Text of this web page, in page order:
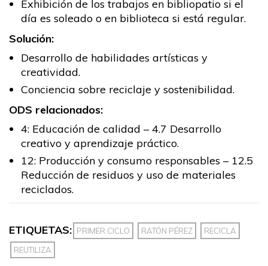
Exhibición de los trabajos en bibliopatio si el
día es soleado o en biblioteca si está regular.
Solución:
Desarrollo de habilidades artísticas y
creatividad.
Conciencia sobre reciclaje y sostenibilidad.
ODS relacionados:
4: Educación de calidad – 4.7 Desarrollo
creativo y aprendizaje práctico.
12: Producción y consumo responsables – 12.5
Reducción de residuos y uso de materiales
reciclados.
ETIQUETAS: PRIMER CICLO RATÓN PÉREZ
RECICLA
REUTILIZA